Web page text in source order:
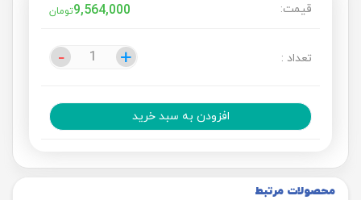
قیمت: 9,564,000تومان
تعداد : +
- +
-
افزودن به سبد خرید
محصولات مرتبط